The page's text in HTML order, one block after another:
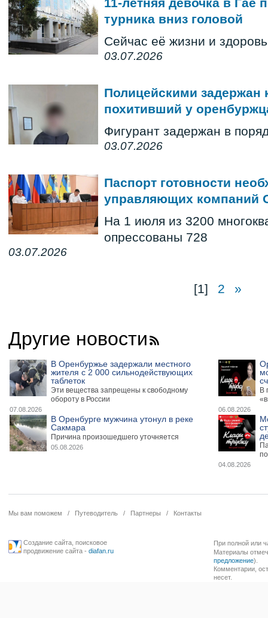
турника вниз головой
Сейчас её жизни и
03.07.2026
Полицейскими задержан
похитивший у
Фигурант задержан в
03.07.2026
Паспорт готовности
управляющих компаний
На 1 июля из 3200
опрессованы 728
03.07.2026
[1] 2 »
Другие новости
В Оренбуржье задержали местного
жителя с 2 000 сильнодействующих
таблеток
Эти вещества запрещены к свободному
обороту в России
07.08.2026
В
06.08.2026
В Оренбурге мужчина утонул в реке
Сакмара
Причина произошедшего уточняется
05.08.2026
04.08.2026
Мы вам поможем / Путеводитель / Партнеры / Контакты
Создание сайта, поисковое
продвижение сайта- diafan.ru
При полной или
Материалы
предложение).
Комментарии,
несет.